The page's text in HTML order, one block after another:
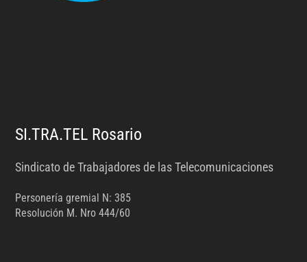
SI.TRA.TEL Rosario
Sindicato de Trabajadores de las Telecomunicaciones
Personería gremial N: 385
Resolución M. Nro 444/60